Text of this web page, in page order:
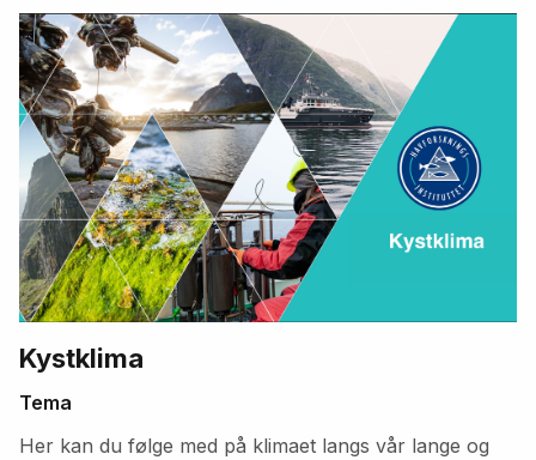
Kystklima
Tema
Her kan du følge med på klimaet langs vår lange og